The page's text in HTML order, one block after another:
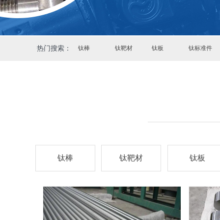
热门搜索： 钛棒 钛靶材 钛板 钛标准件
钛棒 钛靶材 钛板